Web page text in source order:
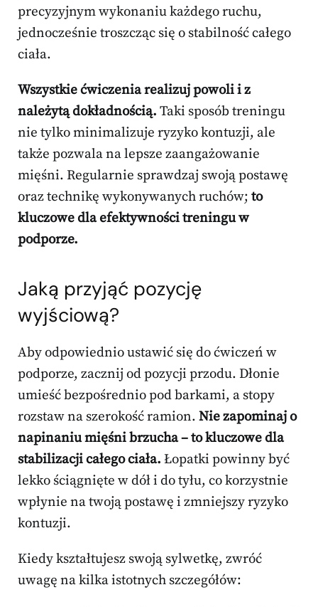
precyzyjnym wykonaniu każdego ruchu,
jednocześnie troszcząc się o stabilność całego
ciała.
Wszystkie ćwiczenia realizuj powoli i z
należytą dokładnością. Taki sposób treningu
nie tylko minimalizuje ryzyko kontuzji, ale
także pozwala na lepsze zaangażowanie
mięśni. Regularnie sprawdzaj swoją postawę
oraz technikę wykonywanych ruchów; to
kluczowe dla efektywności treningu w
podporze.
Jaką przyjąć pozycję
wyjściową?
Aby odpowiednio ustawić się do ćwiczeń w
podporze, zacznij od pozycji przodu. Dłonie
umieść bezpośrednio pod barkami, a stopy
rozstaw na szerokość ramion. Nie zapominaj o
napinaniu mięśni brzucha – to kluczowe dla
stabilizacji całego ciała. Łopatki powinny być
lekko ściągnięte w dół i do tyłu, co korzystnie
wpłynie na twoją postawę i zmniejszy ryzyko
kontuzji.
Kiedy kształtujesz swoją sylwetkę, zwróć
uwagę na kilka istotnych szczegółów: